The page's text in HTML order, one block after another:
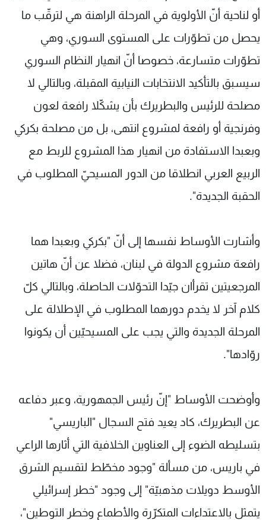
أو لناحية أنّ الأولوية في المرحلة الراهنة هي لترقّب ما
يحصل من تطوّرات على المستوى السوري، وهي
تطوّرات متسارعة، خصوصا أنّ انهيار النظام السوري
سيسبق بالتأكيد الانتخابات النيابية المقبلة، وبالتالي لا
مصلحة للرئيس والبطريرك بأن يشكّلا رافعة لعون
وفرنجية أو رافعة لمشروع انتهى، بل من مصلحة بكركي
وبعبدا الاستفادة من انهيار هذا المشروع للربط مع
الربيع العربي انطلاقا من الدور المسيحيّ المطلوب في
الحقبة الجديدة".
وأشارت الأوساط نفسها إلى أنّ "بكركي وبعبدا هما
رافعة مشروع الدولة في لبنان، فضلا عن أنّ هاتين
المرجعيتين تقرأان جيّدا التحوّلات الحاصلة، وبالتالي كلّ
كلام آخر لا يخدم دورهما المطلوب في الإطلالة على
المرحلة الجديدة والتي يجب على المسيحيّين أن يكونوا
روّادها".
وأوضحت الأوساط "إنّ رئيس الجمهورية، وعبر دفاعه
عن البطريرك، كاد يعيد فتح السجال "الباريسي"
بتسليطه الضوء إلى العناوين الخلافية التي أثارها الراعي
في باريس، من مسألة "وجود مخطّط لتقسيم الشرق
الأوسط دويلات مذهبيّة" إلى وجود "خطر إسرائيلي
يتمثل بالاعتداءات المتكرّرة والأطماع وخطر التوطين"،